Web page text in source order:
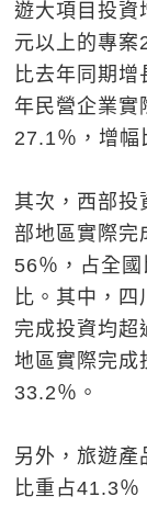
遊大項目投資
元以上的專案
比去年同期
年民營企業實
27.1％，增幅
其次，西部投
部地區實際完
56％，占全
比。其中，四
完成投資均超
地區實際完成
33.2％。
另外，旅遊產
比重占41.3％